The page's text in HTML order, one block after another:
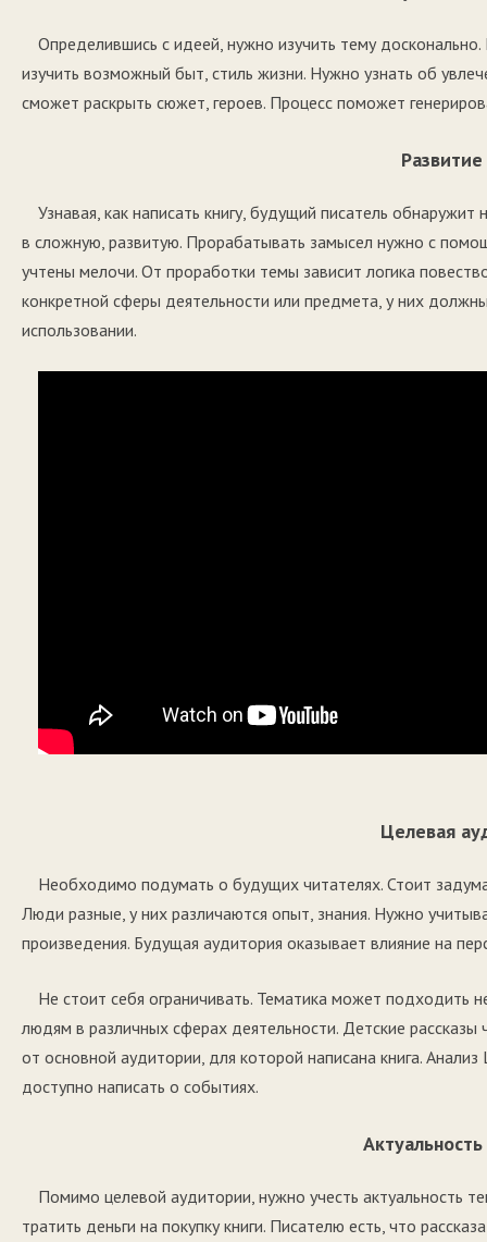
Определившись с идеей, нужно изучить тему
изучить возможный быт, стиль жизни. Нужно узнать об
сможет раскрыть сюжет, героев. Процесс поможет
Узнавая, как написать книгу, будущий писатель
в сложную, развитую. Прорабатывать замысел нужно с
учтены мелочи. От проработки темы зависит логика
конкретной сферы деятельности или предмета, у них
использовании.
Целевая
Необходимо подумать о будущих читателях. Стоит
Люди разные, у них различаются опыт, знания. Нужно
произведения. Будущая аудитория оказывает влияние на
Не стоит себя ограничивать. Тематика может подходить
людям в различных сферах деятельности. Детские
от основной аудитории, для которой написана книга.
доступно написать о событиях.
Помимо целевой аудитории, нужно учесть актуальность
тратить деньги на покупку книги. Писателю есть, что